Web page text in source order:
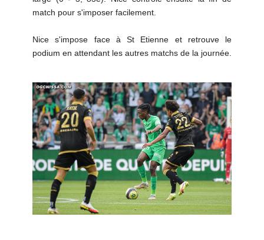
match pour s'imposer facilement.
Nice s'impose face à St Etienne et retrouve le
podium en attendant les autres matchs de la journée.